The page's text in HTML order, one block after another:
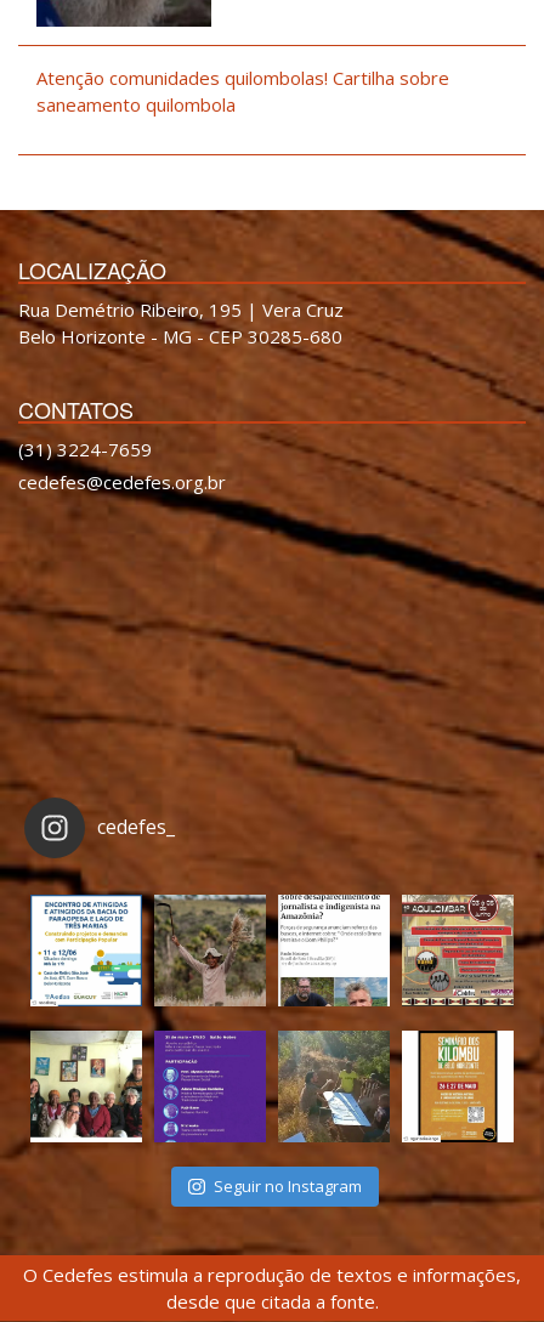
Atenção comunidades quilombolas! Cartilha sobre
saneamento quilombola
LOCALIZAÇÃO
Rua Demétrio Ribeiro, 195 | Vera Cruz
Belo Horizonte - MG - CEP 30285-680
CONTATOS
(31) 3224-7659
cedefes@cedefes.org.br
cedefes_
Seguir no Instagram
O Cedefes estimula a reprodução de textos e informações,
desde que citada a fonte.